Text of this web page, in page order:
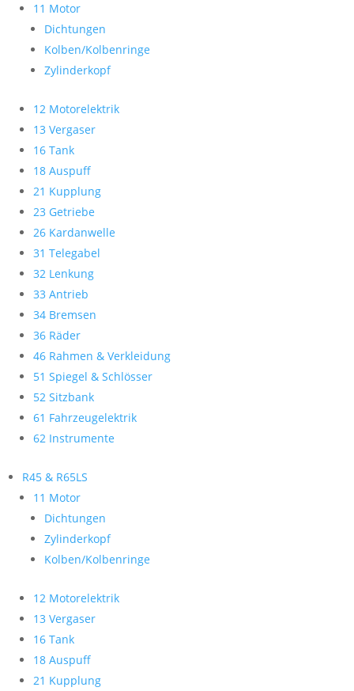
11 Motor
Dichtungen
Kolben/Kolbenringe
Zylinderkopf
12 Motorelektrik
13 Vergaser
16 Tank
18 Auspuff
21 Kupplung
23 Getriebe
26 Kardanwelle
31 Telegabel
32 Lenkung
33 Antrieb
34 Bremsen
36 Räder
46 Rahmen & Verkleidung
51 Spiegel & Schlösser
52 Sitzbank
61 Fahrzeugelektrik
62 Instrumente
R45 & R65LS
11 Motor
Dichtungen
Zylinderkopf
Kolben/Kolbenringe
12 Motorelektrik
13 Vergaser
16 Tank
18 Auspuff
21 Kupplung